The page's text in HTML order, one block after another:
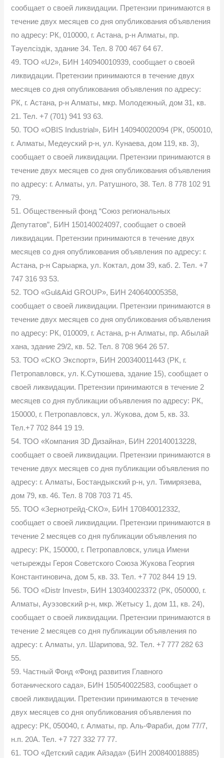
сообщает о своей ликвидации. Претензии принимаются в
течение двух месяцев со дня опубликования объявления
по адресу: РК, 010000, г. Астана, р-н Алматы, пр.
Тәуелсіздік, здание 34. Тел. 8 700 467 64 67.
49. ТОО «U2», БИН 140940010939, сообщает о своей
ликвидации. Претензии принимаются в течение двух
месяцев со дня опубликования объявления по адресу:
РК, г. Астана, р-н Алматы, мкр. Молодежный, дом 31, кв.
21. Тел. +7 (701) 941 93 63.
50. ТОО «OBIS Industrial», БИН 140940020094 (РК, 050010,
г. Алматы, Медеуский р-н, ул. Кунаева, дом 119, кв. 3),
сообщает о своей ликвидации. Претензии принимаются в
течение двух месяцев со дня опубликования объявления
по адресу: г. Алматы, ул. Ратушного, 38. Тел. 8 778 102 91
79.
51. Общественный фонд “Союз региональных
Депутатов”, БИН 150140024097, сообщает о своей
ликвидации. Претензии принимаются в течение двух
месяцев со дня опубликования объявления по адресу: г.
Астана, р-н Сарыарка, ул. Коктал, дом 39, каб. 2. Тел. +7
747 316 93 53.
52. ТОО «Gul&Aid GROUP», БИН 240640005358,
сообщает о своей ликвидации. Претензии принимаются в
течение двух месяцев со дня опубликования объявления
по адресу: РК, 010009, г. Астана, р-н Алматы, пр. Абылай
хана, здание 29/2, кв. 52. Тел. 8 708 964 26 57.
53. ТОО «СКО Экспорт», БИН 200340011443 (РК, г.
Петропавловск, ул. К.Сутюшева, здание 15), сообщает о
своей ликвидации. Претензии принимаются в течение 2
месяцев со дня публикации объявления по адресу: РК,
150000, г. Петропавловск, ул. Жукова, дом 5, кв. 33.
Тел.+7 702 844 19 19.
54. ТОО «Компания 3D Дизайна», БИН 220140013228,
сообщает о своей ликвидации. Претензии принимаются в
течение двух месяцев со дня публикации объявления по
адресу: г. Алматы, Бостандыкский р-н, ул. Тимирязева,
дом 79, кв. 46. Тел. 8 708 703 71 45.
55. ТОО «Зернотрейд-СКО», БИН 170840012332,
сообщает о своей ликвидации. Претензии принимаются в
течение 2 месяцев со дня публикации объявления по
адресу: РК, 150000, г. Петропавловск, улица Имени
четырежды Героя Советского Союза Жукова Георгия
Константиновича, дом 5, кв. 33. Тел. +7 702 844 19 19.
56. ТОО «Distr Invest», БИН 130340023372 (РК, 050000, г.
Алматы, Ауэзовский р-н, мкр. Жетысу 1, дом 11, кв. 24),
сообщает о своей ликвидации. Претензии принимаются в
течение 2 месяцев со дня публикации объявления по
адресу: г. Алматы, ул. Шарипова, 92. Тел. +7 777 282 63
55.
59. Частный Фонд «Фонд развития Главного
ботанического сада», БИН 150540022583, сообщает о
своей ликвидации. Претензии принимаются в течение
двух месяцев со дня опубликования объявления по
адресу: РК, 050040, г. Алматы, пр. Аль-Фараби, дом 77/7,
н.п. 20А. Тел. +7 727 332 77 77.
61. ТОО «Детский садик Айзада» (БИН 200840018885)